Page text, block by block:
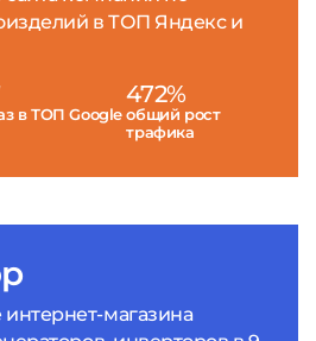
магазина
в ТОП Яндекс и
в ТОП Google
472%
общий рост
трафика